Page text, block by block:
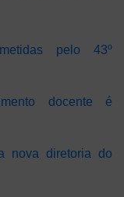
pelo 43º
docente é
nova diretoria do